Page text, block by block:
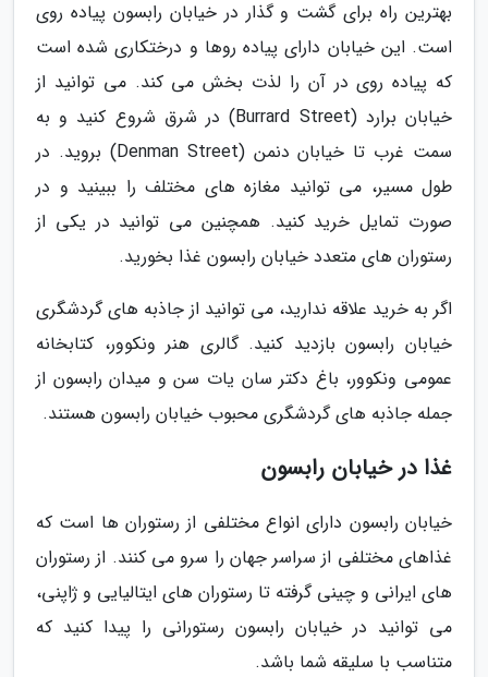
بهترین راه برای گشت و گذار در خیابان رابسون پیاده روی
است. این خیابان دارای پیاده روها و درختکاری شده است
که پیاده روی در آن را لذت بخش می کند. می توانید از
خیابان برارد (Burrard Street) در شرق شروع کنید و به
سمت غرب تا خیابان دنمن (Denman Street) بروید. در
طول مسیر، می توانید مغازه های مختلف را ببینید و در
صورت تمایل خرید کنید. همچنین می توانید در یکی از
رستوران های متعدد خیابان رابسون غذا بخورید.
اگر به خرید علاقه ندارید، می توانید از جاذبه های گردشگری
خیابان رابسون بازدید کنید. گالری هنر ونکوور، کتابخانه
عمومی ونکوور، باغ دکتر سان یات سن و میدان رابسون از
جمله جاذبه های گردشگری محبوب خیابان رابسون هستند.
غذا در خیابان رابسون
خیابان رابسون دارای انواع مختلفی از رستوران ها است که
غذاهای مختلفی از سراسر جهان را سرو می کنند. از رستوران
های ایرانی و چینی گرفته تا رستوران های ایتالیایی و ژاپنی،
می توانید در خیابان رابسون رستورانی را پیدا کنید که
متناسب با سلیقه شما باشد.